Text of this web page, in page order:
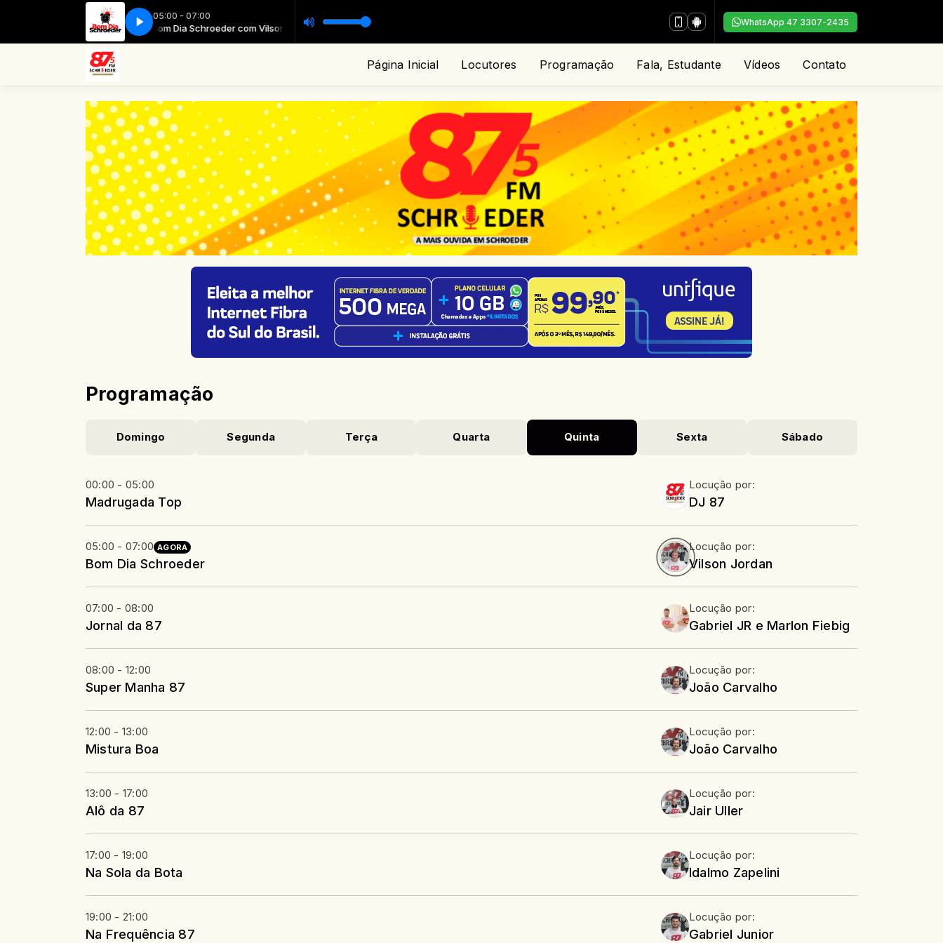
05:00 - 07:00
Schroeder com Vilson JordanBom Dia Schroeder com Vilson Jordan
WhatsApp 47 3307-2435
Página Inicial Locutores Programação Fala, Estudante Vídeos Contato
Programação
Domingo Segunda Terça Quarta Quinta Sexta Sábado
00:00 - 05:00
Madrugada Top
Locução por:
DJ 87
05:00 - 07:00 AGORA
Bom Dia Schroeder
Locução por:
Vilson Jordan
07:00 - 08:00
Jornal da 87
Locução por:
Gabriel JR e Marlon Fiebig
08:00 - 12:00
Super Manha 87
Locução por:
João Carvalho
12:00 - 13:00
Mistura Boa
Locução por:
João Carvalho
13:00 - 17:00
Alô da 87
Locução por:
Jair Uller
17:00 - 19:00
Na Sola da Bota
Locução por:
Idalmo Zapelini
19:00 - 21:00
Na Frequência 87
Locução por:
Gabriel Junior